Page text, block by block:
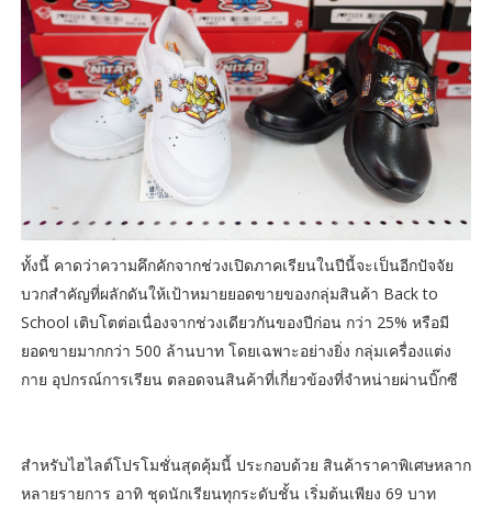
ทั้งนี้ คาดว่าความคึกคักจากช่วงเปิดภาคเรียนในปีนี้จะเป็นอีกปัจจัย
บวกสำคัญที่ผลักดันให้เป้าหมายยอดขายของกลุ่มสินค้า Back to
School เติบโตต่อเนื่องจากช่วงเดียวกันของปีก่อน กว่า 25% หรือมี
ยอดขายมากกว่า 500 ล้านบาท โดยเฉพาะอย่างยิ่ง กลุ่มเครื่องแต่ง
กาย อุปกรณ์การเรียน ตลอดจนสินค้าที่เกี่ยวข้องที่จำหน่ายผ่านบิ๊กซี
สำหรับไฮไลต์โปรโมชั่นสุดคุ้มนี้ ประกอบด้วย สินค้าราคาพิเศษหลาก
หลายรายการ อาทิ ชุดนักเรียนทุกระดับชั้น เริ่มต้นเพียง 69 บาท